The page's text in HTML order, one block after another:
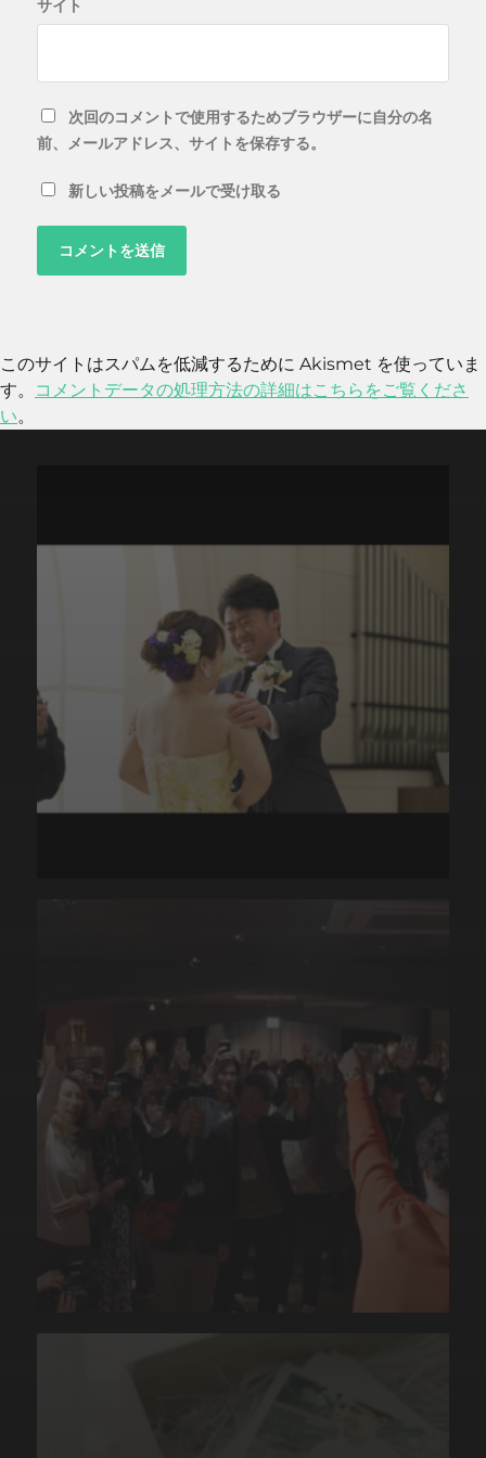
サイト
次回のコメントで使用するためブラウザーに自分の名
前、メールアドレス、サイトを保存する。
新しい投稿をメールで受け取る
このサイトはスパムを低減するために Akismet を使っていま
す。
コメントデータの処理方法の詳細はこちらをご覧くださ
い。